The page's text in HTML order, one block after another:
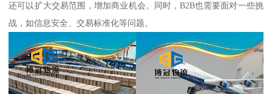
还可以扩大交易范围，增加商业机会。同时，B2B也需要面对一些挑
战，如信息安全、交易标准化等问题。